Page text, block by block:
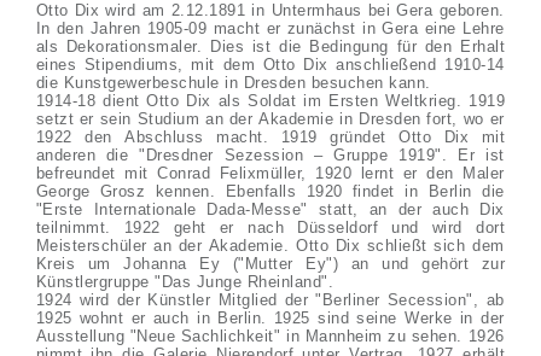
Otto Dix wird am 2.12.1891 in Untermhaus bei Gera geboren.
In den Jahren 1905-09 macht er zunächst in Gera eine Lehre
als Dekorationsmaler. Dies ist die Bedingung für den Erhalt
eines Stipendiums, mit dem Otto Dix anschließend 1910-14
die Kunstgewerbeschule in Dresden besuchen kann.
1914-18 dient Otto Dix als Soldat im Ersten Weltkrieg. 1919
setzt er sein Studium an der Akademie in Dresden fort, wo er
1922 den Abschluss macht. 1919 gründet Otto Dix mit
anderen die "Dresdner Sezession – Gruppe 1919". Er ist
befreundet mit Conrad Felixmüller, 1920 lernt er den Maler
George Grosz kennen. Ebenfalls 1920 findet in Berlin die
"Erste Internationale Dada-Messe" statt, an der auch Dix
teilnimmt. 1922 geht er nach Düsseldorf und wird dort
Meisterschüler an der Akademie. Otto Dix schließt sich dem
Kreis um Johanna Ey ("Mutter Ey") an und gehört zur
Künstlergruppe "Das Junge Rheinland".
1924 wird der Künstler Mitglied der "Berliner Secession", ab
1925 wohnt er auch in Berlin. 1925 sind seine Werke in der
Ausstellung "Neue Sachlichkeit" in Mannheim zu sehen. 1926